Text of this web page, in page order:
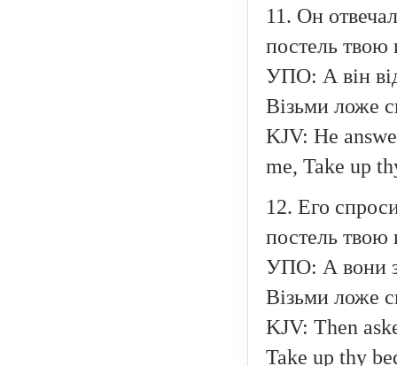
11. Он
постель твою
УПО: А він
Візьми ложе
KJV: He
me, Take up
12. Его
постель твою
УПО: А вони
Візьми ложе
KJV: Then
Take up thy